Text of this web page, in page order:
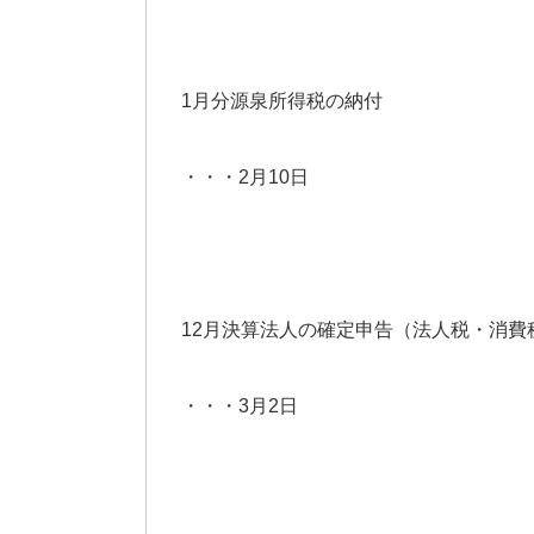
1月分源泉所得税の納付
・・・2月10日
12月決算法人の確定申告（法人税・消費
・・・3月2日